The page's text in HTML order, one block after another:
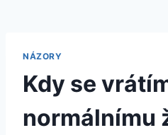
NÁZORY
Kdy se
normálnímu